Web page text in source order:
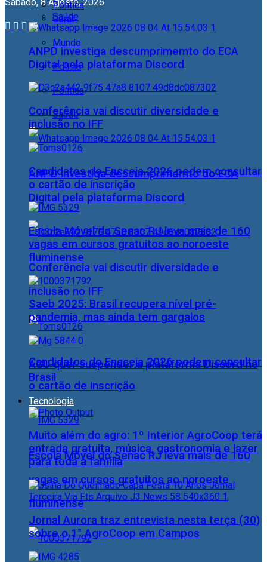
Geral
Mundo
Polícia
Política
Saúde
ANPD investiga descumprimemto do ECA
Digital pela plataforma Discord
Conferência vai discutir diversidade e
inclusão no IFF
Candidatos do Encceja 2026 podem consultar
o cartão de inscrição
Escola Móvel do Senac RJ leva mais de 160
vagas em cursos gratuitos ao noroeste
fluminense
Política
Saúde
ANPD investiga descumprimemto do ECA
Digital pela plataforma Discord
Conferência vai discutir diversidade e
inclusão no IFF
Candidatos do Encceja 2026 podem consultar
o cartão de inscrição
Escola Móvel do Senac RJ leva mais de 160
vagas em cursos gratuitos ao noroeste
fluminense
Saeb 2025: Brasil recupera nível pré-
pandemia, mas ainda tem gargalos
AGU quer suspender a plataforma Discord no
Brasil
Tecnologia
Muito além do agro: 1º Interior AgroCoop terá
entrada gratuita, música, gastronomia e lazer
para toda a família
Jornal Aurora traz entrevista nesta terça (30)
sobre o 1° AgroCoop em Campos